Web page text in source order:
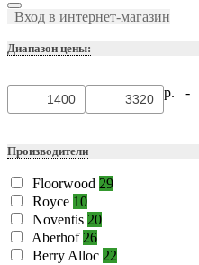
Вход в интернет-магазин
Диапазон цены:
р. -
Производители
Floorwood 29
Royce 10
Noventis 20
Aberhof 26
Berry Alloc 22